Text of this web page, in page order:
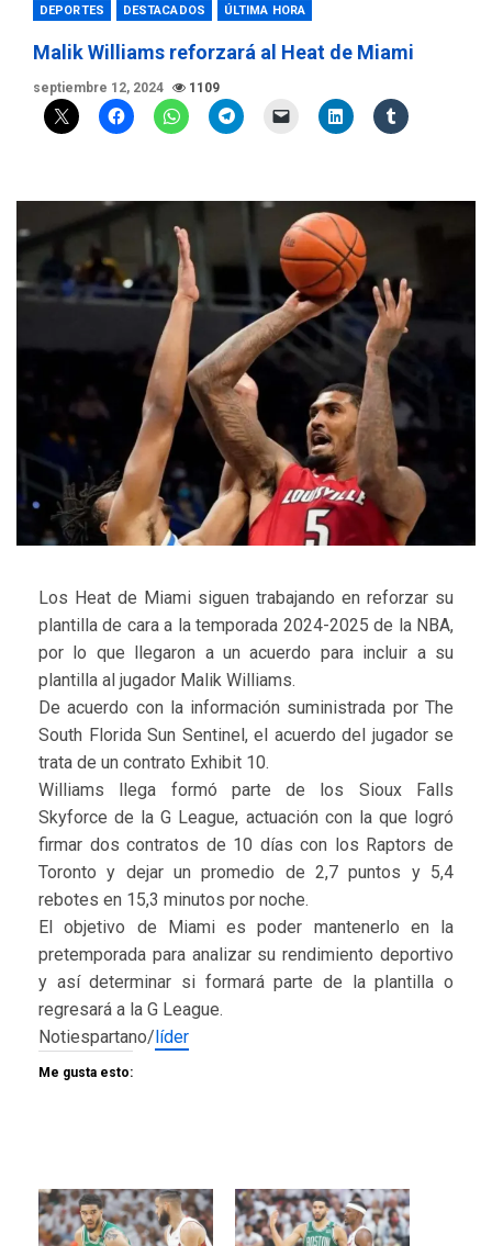
DEPORTES DESTACADOS ÚLTIMA HORA
Malik Williams reforzará al Heat de Miami
septiembre 12, 2024 1109
Los Heat de Miami siguen trabajando en reforzar su
plantilla de cara a la temporada 2024-2025 de la NBA,
por lo que llegaron a un acuerdo para incluir a su
plantilla al jugador Malik Williams.
De acuerdo con la información suministrada por The
South Florida Sun Sentinel, el acuerdo del jugador se
trata de un contrato Exhibit 10.
Williams llega formó parte de los Sioux Falls
Skyforce de la G League, actuación con la que logró
firmar dos contratos de 10 días con los Raptors de
Toronto y dejar un promedio de 2,7 puntos y 5,4
rebotes en 15,3 minutos por noche.
El objetivo de Miami es poder mantenerlo en la
pretemporada para analizar su rendimiento deportivo
y así determinar si formará parte de la plantilla o
regresará a la G League.
Notiespartano/líder
Me gusta esto: